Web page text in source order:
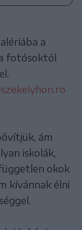
a
fotósoktól
ám
iskolák,
okok
kívánnak élni